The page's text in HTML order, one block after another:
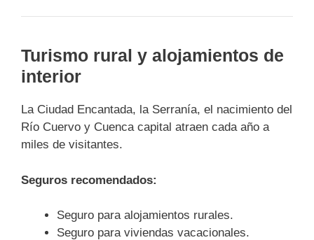
Turismo rural y alojamientos de
interior
La Ciudad Encantada, la Serranía, el nacimiento del
Río Cuervo y Cuenca capital atraen cada año a
miles de visitantes.
Seguros recomendados:
Seguro para alojamientos rurales.
Seguro para viviendas vacacionales.